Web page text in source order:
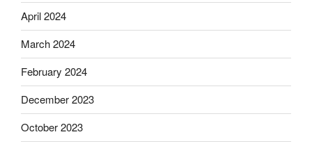
April 2024
March 2024
February 2024
December 2023
October 2023